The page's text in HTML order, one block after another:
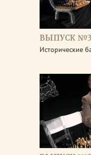
ВЫПУСК
Исторические